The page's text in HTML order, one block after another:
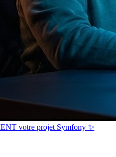
votre projet Symfony ✨